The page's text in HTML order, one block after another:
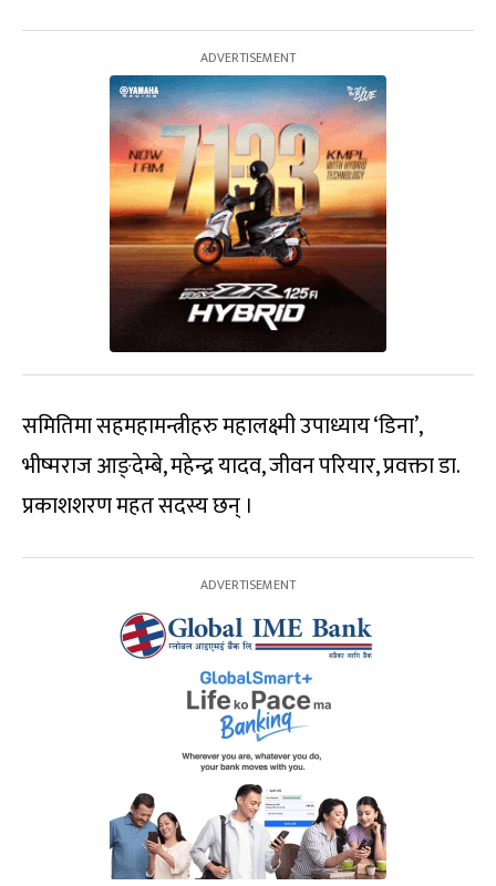
समितिमा सहमहामन्त्रीहरु महालक्ष्मी उपाध्याय ‘डिना’,
भीष्मराज आङ्देम्बे, महेन्द्र यादव, जीवन परियार, प्रवक्ता डा.
प्रकाशशरण महत सदस्य छन् ।